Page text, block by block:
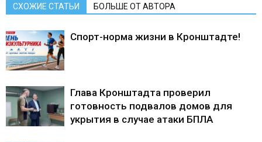
СХОЖИЕ СТАТЬИ БОЛЬШЕ ОТ АВТОРА
Спорт-норма жизни в Кронштадте!
Глава Кронштадта проверил
готовность подвалов домов для
укрытия в случае атаки БПЛА